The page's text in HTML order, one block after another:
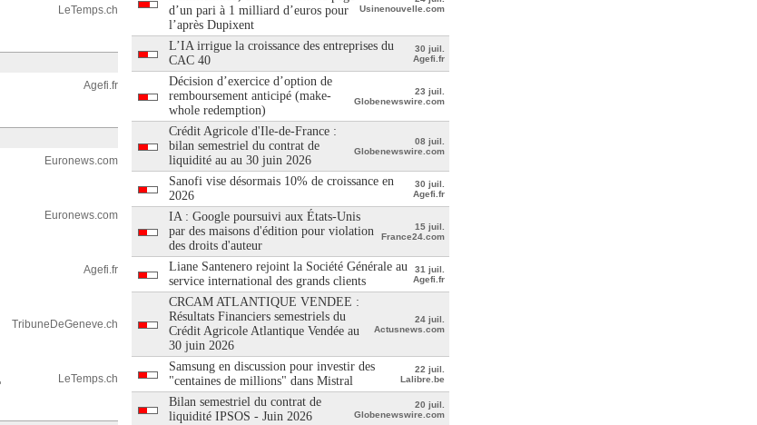
LeTemps.ch
Agefi.fr
Euronews.com
Euronews.com
Agefi.fr
TribuneDeGeneve.ch
LeTemps.ch
d’un pari à 1 milliard d’euros pour
l’après Dupixent
Usinenouvelle.com
L’IA irrigue la croissance des entreprises du
CAC 40
30 juil.
Agefi.fr
Décision d’exercice d’option de
remboursement anticipé (make-
whole redemption)
23 juil.
Globenewswire.com
Crédit Agricole d'Ile-de-France :
bilan semestriel du contrat de
liquidité au au 30 juin 2026
08 juil.
Globenewswire.com
Sanofi vise désormais 10% de croissance en
2026
30 juil.
Agefi.fr
IA : Google poursuivi aux États-Unis
par des maisons d'édition pour violation
des droits d'auteur
15 juil.
France24.com
Liane Santenero rejoint la Société Générale au
service international des grands clients
31 juil.
Agefi.fr
CRCAM ATLANTIQUE VENDEE :
Résultats Financiers semestriels du
Crédit Agricole Atlantique Vendée au
30 juin 2026
24 juil.
Actusnews.com
Samsung en discussion pour investir des
"centaines de millions" dans Mistral
22 juil.
Lalibre.be
Bilan semestriel du contrat de
liquidité IPSOS - Juin 2026
20 juil.
Globenewswire.com